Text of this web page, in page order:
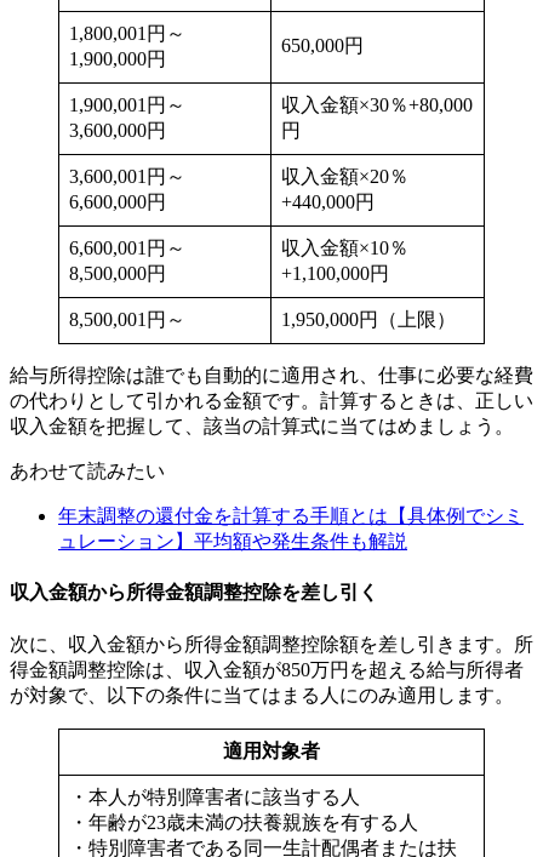
1,800,001円～
1,900,000円
650,000円
1,900,001円～
3,600,000円
収入金額×30％+80,000
円
3,600,001円～
6,600,000円
収入金額×20％
+440,000円
6,600,001円～
8,500,000円
収入金額×10％
+1,100,000円
8,500,001円～ 1,950,000円（上限）
給与所得控除は誰でも自動的に適用され、仕事に必要な経費
の代わりとして引かれる金額です。計算するときは、正しい
収入金額を把握して、該当の計算式に当てはめましょう。
あわせて読みたい
年末調整の還付金を計算する手順とは【具体例でシミ
ュレーション】平均額や発生条件も解説
収入金額から所得金額調整控除を差し引く
次に、収入金額から所得金額調整控除額を差し引きます。所
得金額調整控除は、収入金額が850万円を超える給与所得者
が対象で、以下の条件に当てはまる人にのみ適用します。
適用対象者
・本人が特別障害者に該当する人
・年齢が23歳未満の扶養親族を有する人
・特別障害者である同一生計配偶者または扶